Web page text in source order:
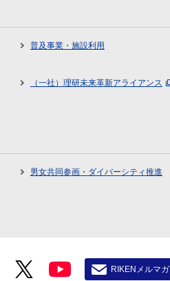
普及事業・施設利用
（一社）理研未来革新アライアンス
男女共同参画・ダイバーシティ推進
RIKENメルマガ